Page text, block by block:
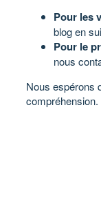
Pour les
blog en
Pour le
nous
Nous espérons
compréhension.